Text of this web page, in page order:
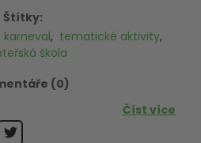
Štítky:
karneval, tematické aktivity,
škola
(0)
Číst více